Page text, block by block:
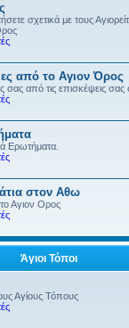
σχετικά με τους
από το Αγιον Όρος
σας από τις επισκέψεις
Ερωτήματα.
στον Αθω
Αγιον Ορος
Άγιοι Τόποι
Αγίους Τόπους